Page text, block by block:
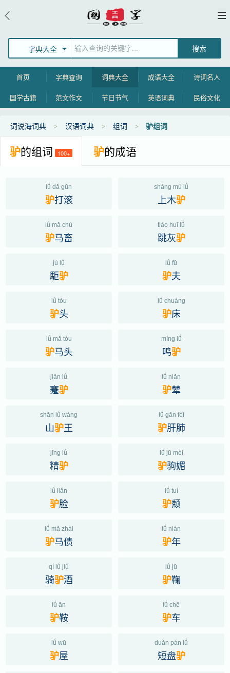
字典大全
首页 字典查询 词典大全 成语大全 诗词名人
国学古籍 范文作文 节日节气 英语词典 民俗文化
词说海词典 汉语词典 组词 驴组词
驴的组词 100+ 驴的成语
lǘ dǎ gǔn
驴打滚
shàng mù lǘ
上木驴
lǘ mǎ chù
驴马畜
tiào huī lǘ
跳灰驴
jù lǘ
駏驴
lǘ fū
驴夫
lǘ tóu
驴头
lǘ chuáng
驴床
lǘ mǎ tóu
驴马头
míng lǘ
鸣驴
jiǎn lǘ
蹇驴
lǘ niǎn
驴辇
shān lǘ wáng
山驴王
lǘ gān fèi
驴肝肺
jīng lǘ
精驴
lǘ jū mèi
驴驹媚
lǘ liǎn
驴脸
lǘ tuí
驴颓
lǘ mǎ zhài
驴马债
lǘ nián
驴年
qí lǘ jiǔ
骑驴酒
lǘ jū
驴鞠
lǘ ān
驴鞍
lǘ chē
驴车
lǘ wū
驴屋
duǎn pán lǘ
短盘驴